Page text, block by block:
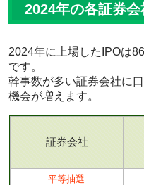
2024年の各証券
2024年に上場したIPOは
です。
幹事数が多い証券会社に
機会が増えます。
証券会社
平等抽選